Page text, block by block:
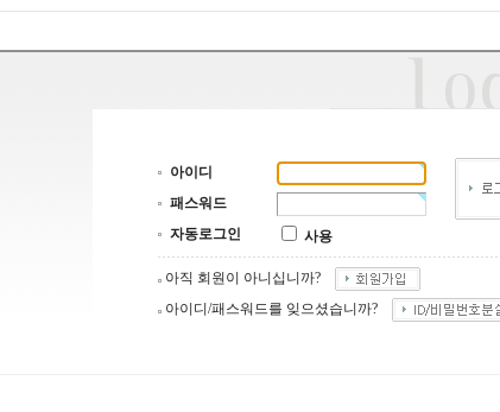
아이디
패스워드
자동로그인
사용
아직 회원이 아니십니까?
아이디/패스워드를 잊으셨습니까?